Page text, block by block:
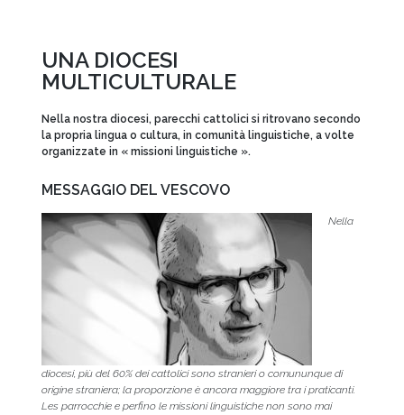
UNA DIOCESI
MULTICULTURALE
Nella nostra diocesi, parecchi cattolici si ritrovano secondo
la propria lingua o cultura, in comunità linguistiche, a volte
organizzate in « missioni linguistiche ».
MESSAGGIO DEL VESCOVO
Nella
diocesi, più del 60% dei cattolici sono stranieri o comununque di
origine straniera; la proporzione è ancora maggiore tra i praticanti.
Les parrocchie e perfino le missioni linguistiche non sono mai